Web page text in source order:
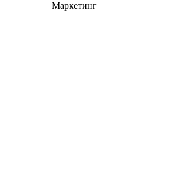
Маркетинг